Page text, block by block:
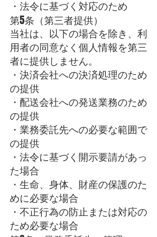
・法令に基づく対応のため
第5条（第三者提供）
当社は、以下の場合を除き、利
用者の同意なく個人情報を第三
者に提供しません。
・決済会社への決済処理のため
の提供
・配送会社への発送業務のため
の提供
・業務委託先への必要な範囲で
の提供
・法令に基づく開示要請があっ
た場合
・生命、身体、財産の保護のた
めに必要な場合
・不正行為の防止または対応の
ため必要な場合